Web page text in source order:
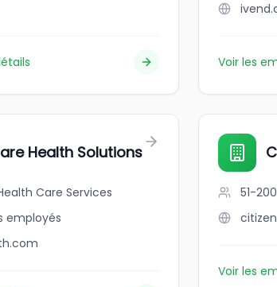
Voir les
Health Solutions
Care Services
employés
51-200
Voir les